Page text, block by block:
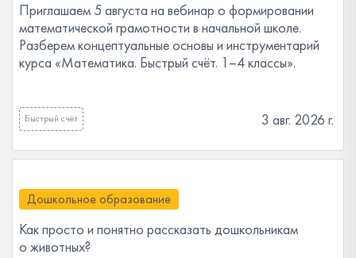
Приглашаем 5 августа на вебинар о формировании
математической грамотности в начальной школе.
Разберем концептуальные основы и инструментарий
курса «Математика. Быстрый счёт. 1–4 классы».
Быстрый счёт 3 авг. 2026 г.
Дошкольное образование
Как просто и понятно рассказать дошкольникам
о животных?